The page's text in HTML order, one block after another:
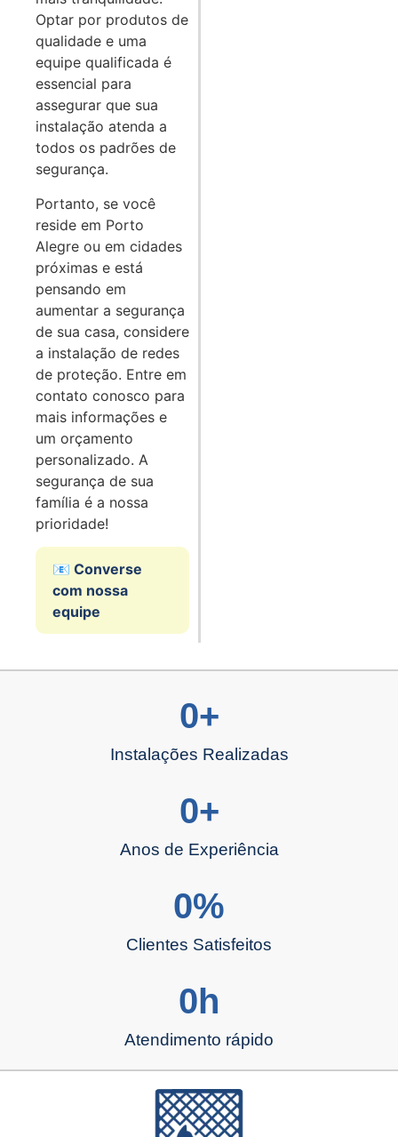
Optar por produtos de
qualidade e uma
equipe qualificada é
essencial para
assegurar que sua
instalação atenda a
todos os padrões de
segurança.
Portanto, se você
reside em Porto
Alegre ou em cidades
próximas e está
pensando em
aumentar a segurança
de sua casa, considere
a instalação de redes
de proteção. Entre em
contato conosco para
mais informações e
um orçamento
personalizado. A
segurança de sua
família é a nossa
prioridade!
📧 Converse
com nossa
equipe
Instalações Realizadas
0+
Anos de Experiência
0+
Clientes Satisfeitos
0%
Atendimento rápido
0h